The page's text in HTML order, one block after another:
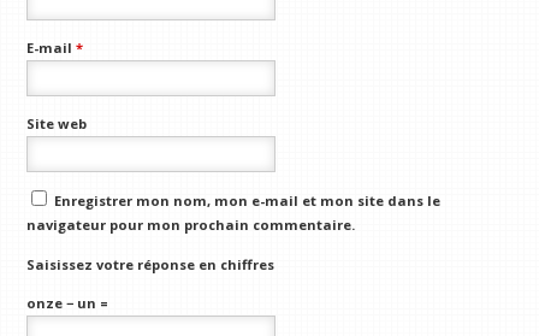
E-mail*
Site web
Enregistrer mon nom, mon e-mail et mon site dans le
navigateur pour mon prochain commentaire.
Saisissez votre réponse en chiffres
onze − un =